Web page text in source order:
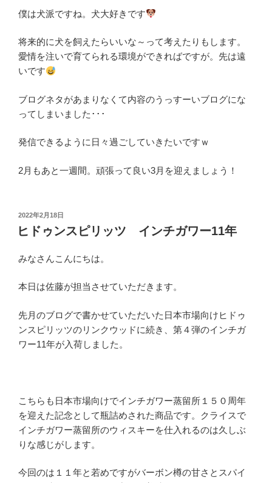
僕は犬派ですね。犬大好きです
将来的に犬を飼えたらいいな～って考えたりもします。
愛情を注いで育てられる環境ができればですが。先は遠
いです
ブログネタがあまりなくて内容のうっすーいブログにな
ってしまいました･･･
発信できるように日々過ごしていきたいですｗ
2月もあと一週間。頑張って良い3月を迎えましょう！
投
稿
日:
2022年2月18日
ヒドゥンスピリッツ インチガワー11年
みなさんこんにちは。
本日は佐藤が担当させていただきます。
先月のブログで書かせていただいた日本市場向けヒドゥ
ンスピリッツのリンクウッドに続き、第４弾のインチガ
ワー11年が入荷しました。
こちらも日本市場向けでインチガワー蒸留所１５０周年
を迎えた記念として瓶詰めされた商品です。クライスで
インチガワー蒸留所のウィスキーを仕入れるのは久しぶ
りな感じがします。
今回のは１１年と若めですがバーボン樽の甘さとスパイ